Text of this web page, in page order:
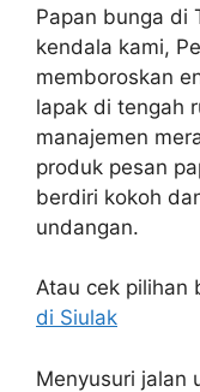
Papan bunga di
kendala kami,
memboroskan
lapak di tengah
manajemen
produk pesan
berdiri kokoh
undangan.
Atau cek pilihan
di Siulak
Menyusuri jalan